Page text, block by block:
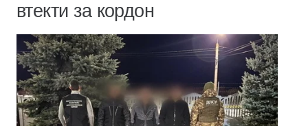
втекти за кордон